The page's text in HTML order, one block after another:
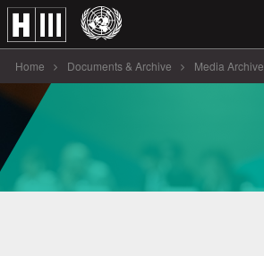
Home Documents & Archive Media Archive